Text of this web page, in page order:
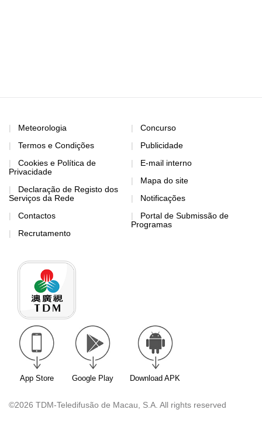
Meteorologia
Termos e Condições
Cookies e Política de
Privacidade
Declaração de Registo dos
Serviços da Rede
Contactos
Recrutamento
Concurso
Publicidade
E-mail interno
Mapa do site
Notificações
Portal de Submissão de
Programas
App Store Google Play Download APK
©2026 TDM-Teledifusão de Macau, S.A. All rights reserved